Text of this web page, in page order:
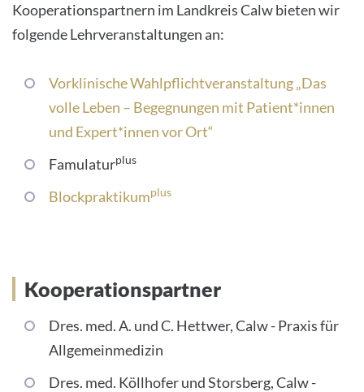
Kooperationspartnern im Landkreis Calw bieten wir
folgende Lehrveranstaltungen an:
Vorklinische Wahlpflichtveranstaltung „Das
volle Leben – Begegnungen mit Patient*innen
und Expert*innen vor Ort“
Famulaturplus
Blockpraktikumplus
Kooperationspartner
Dres. med. A. und C. Hettwer, Calw - Praxis für
Allgemeinmedizin
Dres. med. Köllhofer und Storsberg, Calw -